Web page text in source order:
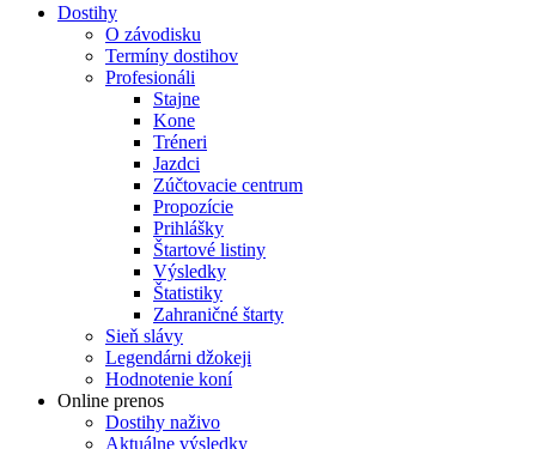
Dostihy
O závodisku
Termíny dostihov
Profesionáli
Stajne
Kone
Tréneri
Jazdci
Zúčtovacie centrum
Propozície
Prihlášky
Štartové listiny
Výsledky
Štatistiky
Zahraničné štarty
Sieň slávy
Legendárni džokeji
Hodnotenie koní
Online prenos
Dostihy naživo
Aktuálne výsledky